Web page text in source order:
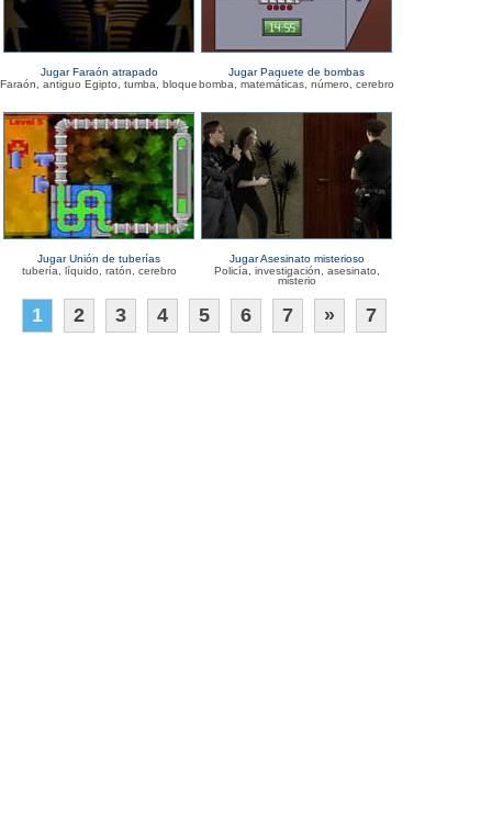
Jugar Faraón atrapado
Faraón, antiguo Egipto, tumba, bloque
Jugar Paquete de bombas
bomba, matemáticas, número, cerebro
Jugar Unión de tuberías
tubería, líquido, ratón, cerebro
Jugar Asesinato misterioso
Policía, investigación, asesinato,
misterio
1 2 3 4 5 6 7 » 7